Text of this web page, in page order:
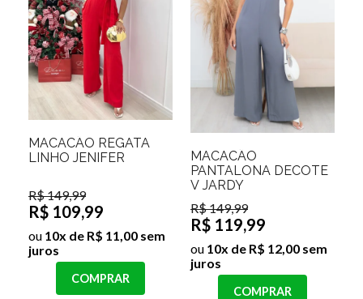
MACACÃO REGATA
LINHO JENIFER
R$ 149,99
R$ 109,99
ou 10x de R$ 11,00 sem
juros
COMPRAR
MACACÃO
PANTALONA DECOTE
V JARDY
R$ 149,99
R$ 119,99
ou 10x de R$ 12,00 sem
juros
COMPRAR